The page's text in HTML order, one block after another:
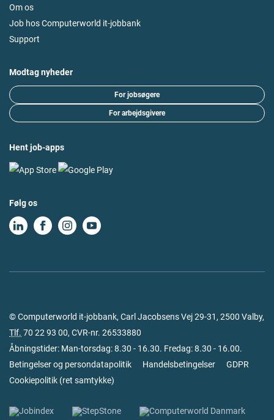
Om os
Job hos Computerworld it-jobbank
Support
Modtag nyheder
For jobsøgere
For arbejdsgivere
Hent job-apps
Følg os
© Computerworld it-jobbank, Carl Jacobsens Vej 29-31, 2500 Valby,
Tlf. 70 22 93 00, CVR-nr. 26533880
Åbningstider: Man-torsdag: 8.30 - 16.30. Fredag: 8.30 - 16.00.
Betingelser og persondatapolitik
Handelsbetingelser
GDPR
Cookiepolitik (ret samtykke)